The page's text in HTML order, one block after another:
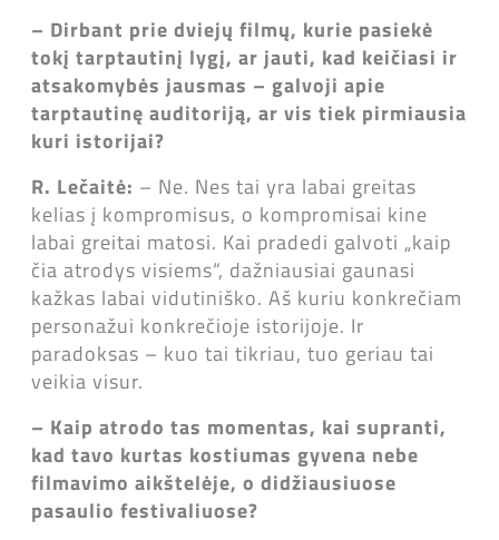
– Dirbant prie dviejų filmų, kurie pasiekė
tokį tarptautinį lygį, ar jauti, kad keičiasi ir
atsakomybės jausmas – galvoji apie
tarptautinę auditoriją, ar vis tiek pirmiausia
kuri istorijai?
R. Lečaitė: – Ne. Nes tai yra labai greitas
kelias į kompromisus, o kompromisai kine
labai greitai matosi. Kai pradedi galvoti „kaip
čia atrodys visiems“, dažniausiai gaunasi
kažkas labai vidutiniško. Aš kuriu konkrečiam
personažui konkrečioje istorijoje. Ir
paradoksas – kuo tai tikriau, tuo geriau tai
veikia visur.
– Kaip atrodo tas momentas, kai supranti,
kad tavo kurtas kostiumas gyvena nebe
filmavimo aikštelėje, o didžiausiuose
pasaulio festivaliuose?